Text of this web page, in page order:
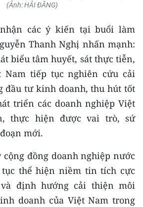
(Ảnh: HẢI ĐĂNG)
các ý kiến tại buổi làm
Thanh Nghị nhấn mạnh:
biểu tâm huyết, sát thực tiễn,
Nam tiếp tục nghiên cứu cải
đầu tư kinh doanh, thu hút tốt
triển các doanh nghiệp Việt
thực hiện được vai trò, sứ
mới.
đồng doanh nghiệp nước
thể hiện niềm tin tích cực
định hướng cải thiện môi
doanh của Việt Nam trong